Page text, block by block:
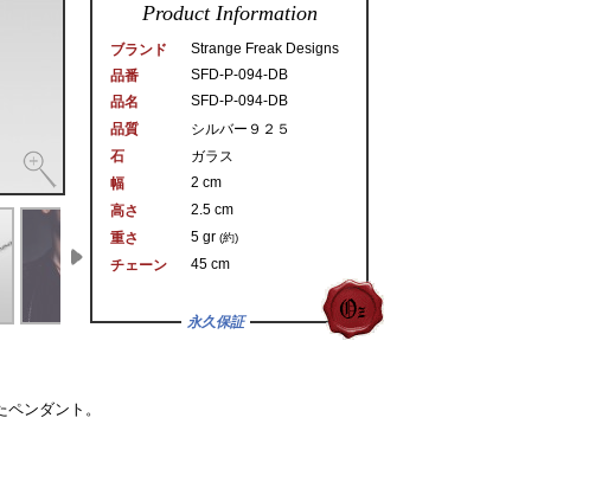
Product Information
ブランド
Strange Freak Designs
品番
SFD-P-094-DB
品名
SFD-P-094-DB
品質
シルバー９２５
石
ガラス
幅
2 cm
高さ
2.5 cm
重さ
5 gr (約)
チェーン 45 cm
永久保証
ンダント。